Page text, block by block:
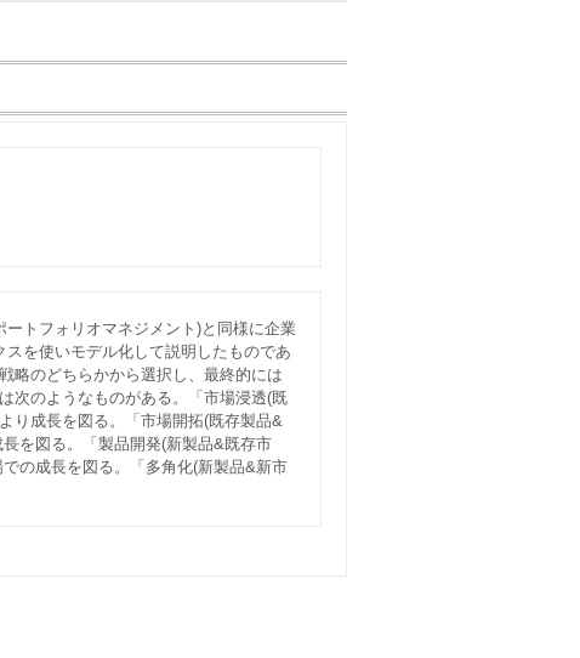
トフォリオマネジメント)と同様に企業
を使いモデル化して説明したものであ
略のどちらかから選択し、最終的には
次のようなものがある。「市場浸透(既
り成長を図る。「市場開拓(既存製品&
を図る。「製品開発(新製品&既存市
の成長を図る。「多角化(新製品&新市